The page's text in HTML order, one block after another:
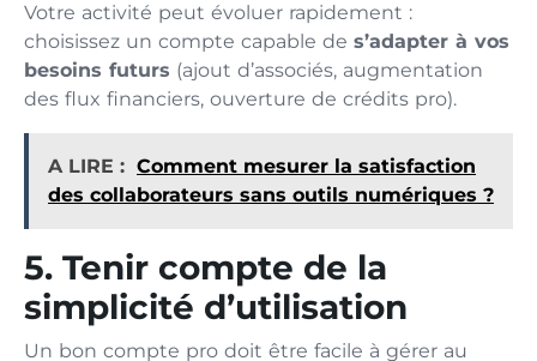
Votre activité peut évoluer rapidement :
choisissez un compte capable de s’adapter à vos
besoins futurs (ajout d’associés, augmentation
des flux financiers, ouverture de crédits pro).
A LIRE : Comment mesurer la satisfaction
des collaborateurs sans outils numériques ?
5. Tenir compte de la
simplicité d’utilisation
Un bon compte pro doit être facile à gérer au